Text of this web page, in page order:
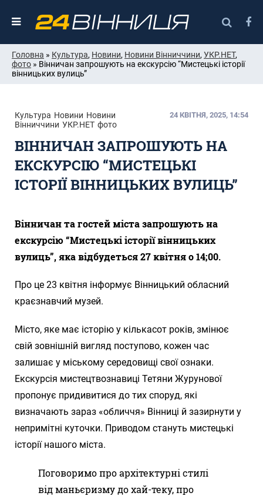
Головна » Культура, Новини, Новини Вінниччини, УКР.НЕТ,
фото » Вінничан запрошують на екскурсію “Мистецькі історії
вінницьких вулиць”
Культура Новини Новини
Вінниччини УКР.НЕТ фото
24 КВІТНЯ, 2025, 14:54
ВІННИЧАН ЗАПРОШУЮТЬ НА
ЕКСКУРСІЮ “МИСТЕЦЬКІ
ІСТОРІЇ ВІННИЦЬКИХ ВУЛИЦЬ”
Вінничан та гостей міста запрошують на
екскурсію “Мистецькі історії вінницьких
вулиць”, яка відбудеться 27 квітня о 14;00.
Про це 23 квітня інформує Вінницький обласний
краєзнавчий музей.
Місто, яке має історію у кількасот років, змінює
свій зовнішній вигляд поступово, кожен час
залишає у міському середовищі свої ознаки.
Екскурсія мистецтвознавиці Тетяни Журунової
пропонує придивитися до тих споруд, які
визначають зараз «обличчя» Вінниці й зазирнути у
непримітні куточки. Приводом стануть мистецькі
історії нашого міста.
Поговоримо про архітектурні стилі
від маньєризму до хай-теку, про